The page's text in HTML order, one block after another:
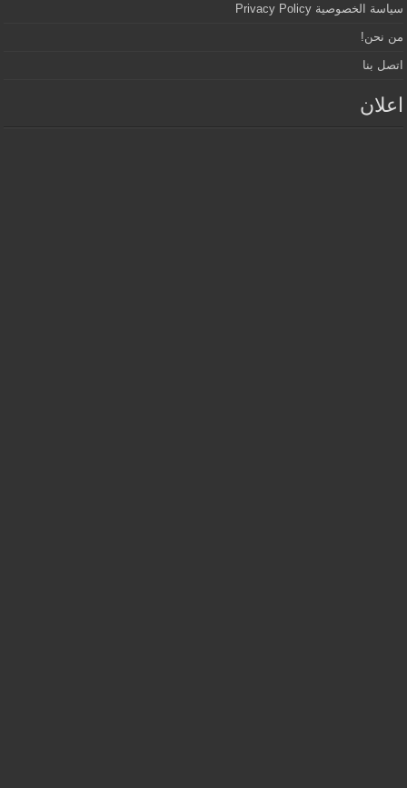
سياسة الخصوصية Privacy Policy
من نحن!
اتصل بنا
اعلان